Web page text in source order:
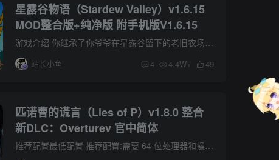
星露谷物语（Stardew Valley）v1.6.15
MOD整合版+纯净版 附手机版V1.6.15
游戏介绍 你继承了你爷爷在星露谷留下的老旧农场。带着爷爷留下的残旧工具和几枚硬币开始了你的新生活。你能适应这小镇上的生活并且将这个杂草丛生的老旧农场变成一个繁荣的家吗？ 配置需求 最...
站长小鱼 4 4.4W+ 49
匹诺曹的谎言（Lies of P）v1.8.0 整合
新DLC：Overturev 官中简体
推荐配置最低配置 推荐配置:需要 64 位处理器和操作系统操作系统: Windows 10 64bit处理器: AMD Ryzen 3 1200／Intel Core i3-6300内存: 16 GB RAM显卡: AMD Radeon RX 6500 XT 4GB / NVIDIA Ge...